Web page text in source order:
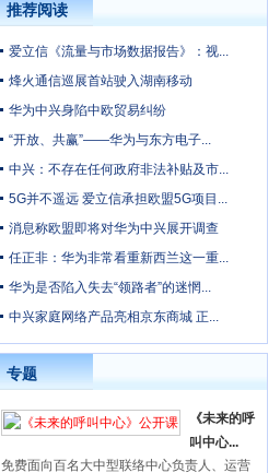
推荐阅读
爱立信《流量与市场数据报告》：视...
烽火通信巡展首站驶入湖南移动
华为中兴身陷中欧贸易纠纷
“开放、共赢”——华为与东方电子...
中兴：不存在任何政府非法补贴及市...
5G并不遥远 爱立信承担欧盟5G项目...
消息称欧盟即将对华为中兴展开调查
任正非：华为非常看重新西兰这一重...
华为是否陷入失去“领路者”的迷惘...
中兴家庭网络产品亮相京东商城 正...
专题
《未来的呼
叫中心...
免费面向百名大中型联络中心负责人、运营